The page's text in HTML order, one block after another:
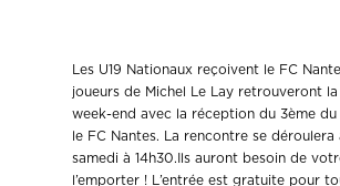
Les U19 Nationaux reçoivent le FC
joueurs de Michel Le Lay retrouveront
week-end avec la réception du 3ème du
le FC Nantes. La rencontre se déroulera
samedi à 14h30.Ils auront besoin de
l’emporter ! L’entrée est gratuite pour